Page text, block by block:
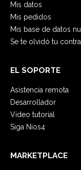
Mis datos
Mis pedidos
Mis base de datos
Se te olvidó tu
EL SOPORTE
Asistencia remota
Desarrollador
Video tutorial
Siga Nios4
MARKETPLACE